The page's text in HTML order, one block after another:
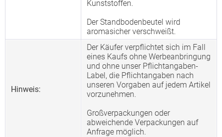
Kunststoffen.
Der Standbodenbeutel wird
aromasicher verschweißt.
Hinweis:
Der Käufer verpflichtet sich im Fall
eines Kaufs ohne Werbeanbringung
und ohne unser Pflichtangaben-
Label, die Pflichtangaben nach
unseren Vorgaben auf jedem Artikel
vorzunehmen.
Großverpackungen oder
abweichende Verpackungen auf
Anfrage möglich.